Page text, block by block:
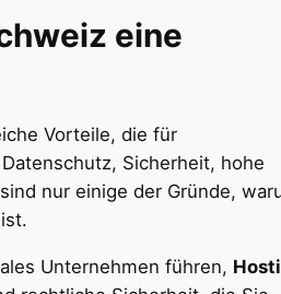
eine
Vorteile, die für
Sicherheit, hohe
nur einige der Gründe,
Unternehmen führen,